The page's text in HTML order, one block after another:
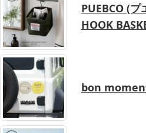
PUEBCO (
HOOK
bon